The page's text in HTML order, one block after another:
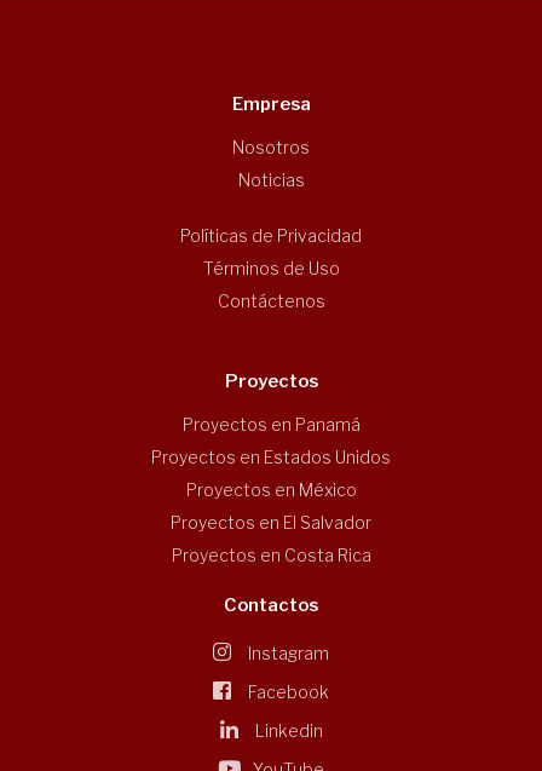
Empresa
Nosotros
Noticias
Políticas de Privacidad
Términos de Uso
Contáctenos
Proyectos
Proyectos en Panamá
Proyectos en Estados Unidos
Proyectos en México
Proyectos en El Salvador
Proyectos en Costa Rica
Contactos
Instagram
Facebook
Linkedin